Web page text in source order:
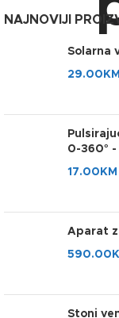
NAJNOVIJI
Solarna
29.00 KM
0-360° -
17.00 KM
Aparat
590.00
Stoni